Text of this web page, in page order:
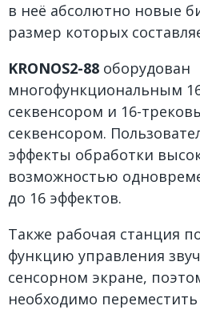
в неё абсолютно новые
размер которых
KRONOS2-88 оборудован
многофункциональным
секвенсором и 16-
секвенсором.
эффекты обработки
возможностью
до 16 эффектов.
Также рабочая станция
функцию управления
сенсорном экране,
необходимо